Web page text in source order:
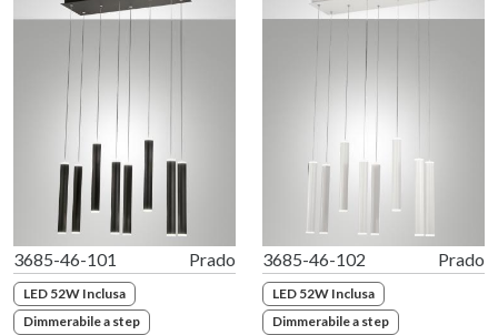
3685-46-101 Prado
LED 52W Inclusa
Dimmerabile a step
3685-46-102 Prado
LED 52W Inclusa
Dimmerabile a step